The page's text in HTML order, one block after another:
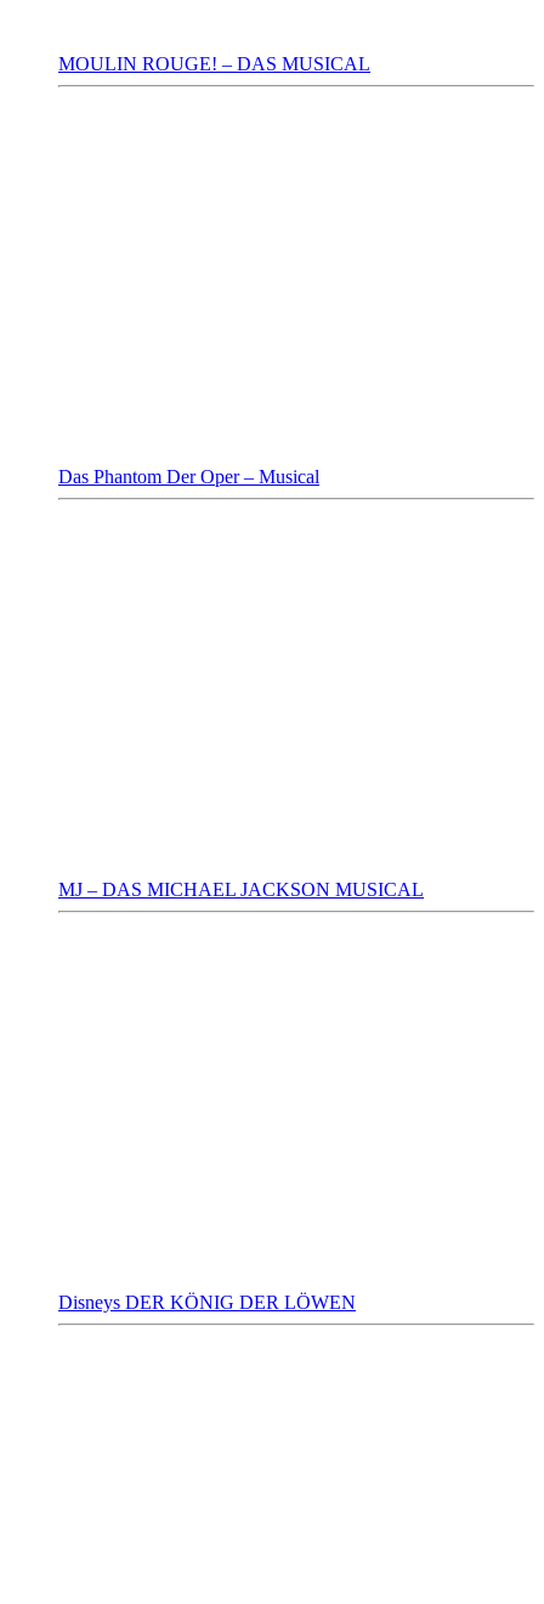
MOULIN ROUGE! – DAS MUSICAL
Das Phantom Der Oper – Musical
MJ – DAS MICHAEL JACKSON MUSICAL
Disneys DER KÖNIG DER LÖWEN